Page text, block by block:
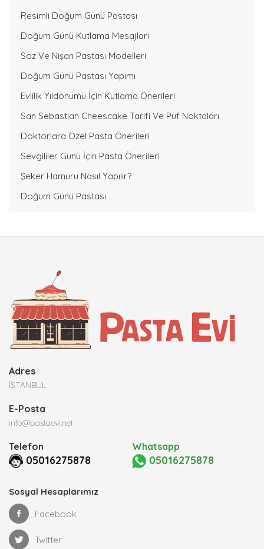
Resimli Doğum Günü Pastası
Doğum Günü Kutlama Mesajları
Söz Ve Nişan Pastası Modelleri
Doğum Günü Pastası Yapımı
Evlilik Yıldönümü İçin Kutlama Önerileri
San Sebastian Cheescake Tarifi Ve Püf Noktaları
Doktorlara Özel Pasta Önerileri
Sevgililer Günü İçin Pasta Önerileri
Şeker Hamuru Nasıl Yapılır?
Doğum Günü Pastası
Adres
İSTANBUL
E-Posta
info@pastaevi.net
Telefon
05016275878
Whatsapp
05016275878
Sosyal Hesaplarımız
Facebook
Twitter